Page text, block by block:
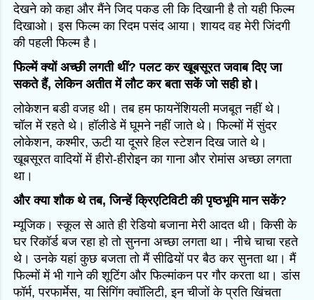
देखने को कहा और मैंने जिद पकड ली कि दिखानी है तो यही फिल्म
दिखाओ। इस फिल्म का रिदम पसंद आया। शायद वह मेरी जिंदगी
की पहली फिल्म है।
फिल्में क्यों अच्छी लगती थीं? पलट कर खूबसूरत जवाब दिए जा
सकते हैं, लेकिन अतीत में लौट कर बता सकें जो सही हो।
लोकेशन बडी वजह थी। तब हम फायनेंशियली मजबूत नहीं थे।
चॉल में रहते थे। हॉलीडे में घूमने नहीं जाते थे। फिल्मों में सुंदर
लोकेशन, कश्मीर, ऊटी या दूसरे हिल स्टेशन दिख जाते थे।
खूबसूरत वादियों में हीरो-हीरोइन का गाना और रोमांस अच्छा लगता
था।
और क्या शौक थे तब, जिन्हें क्रिएटिविटी की पृष्ठभूमि मान सकें?
म्यूजिक। स्कूल से आते ही रेडियो बजाना मेरी आदत थी। किसी के
घर रिकॉर्ड बज रहा हो तो सुनना अच्छा लगता था। नीचे चाचा रहते
थे। उनके यहां कुछ बजता तो मैं सीढियों पर बैठ कर सुनता था। मैं
फिल्मों में भी गाने की शूटिंग और फिल्मांकन पर गौर करता था। डांस
फॉर्म, परफार्मेस, या सिंगिंग क्वॉलिटी, इन चीजों के प्रति खिंचता